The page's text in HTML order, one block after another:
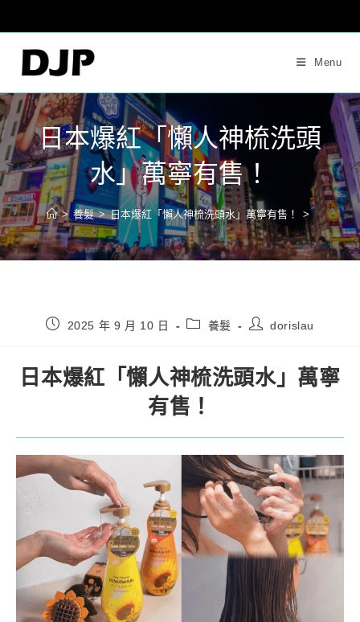
content
Menu
日本爆紅「懶人神梳洗頭
水」萬寧有售！
> 養髮 > 日本爆紅「懶人神梳洗頭水」萬寧有售！ >
Post2025 年 9 月 10 日
Post養髮
Postdorislau
日本爆紅「懶人神梳洗頭水」萬寧
有售！